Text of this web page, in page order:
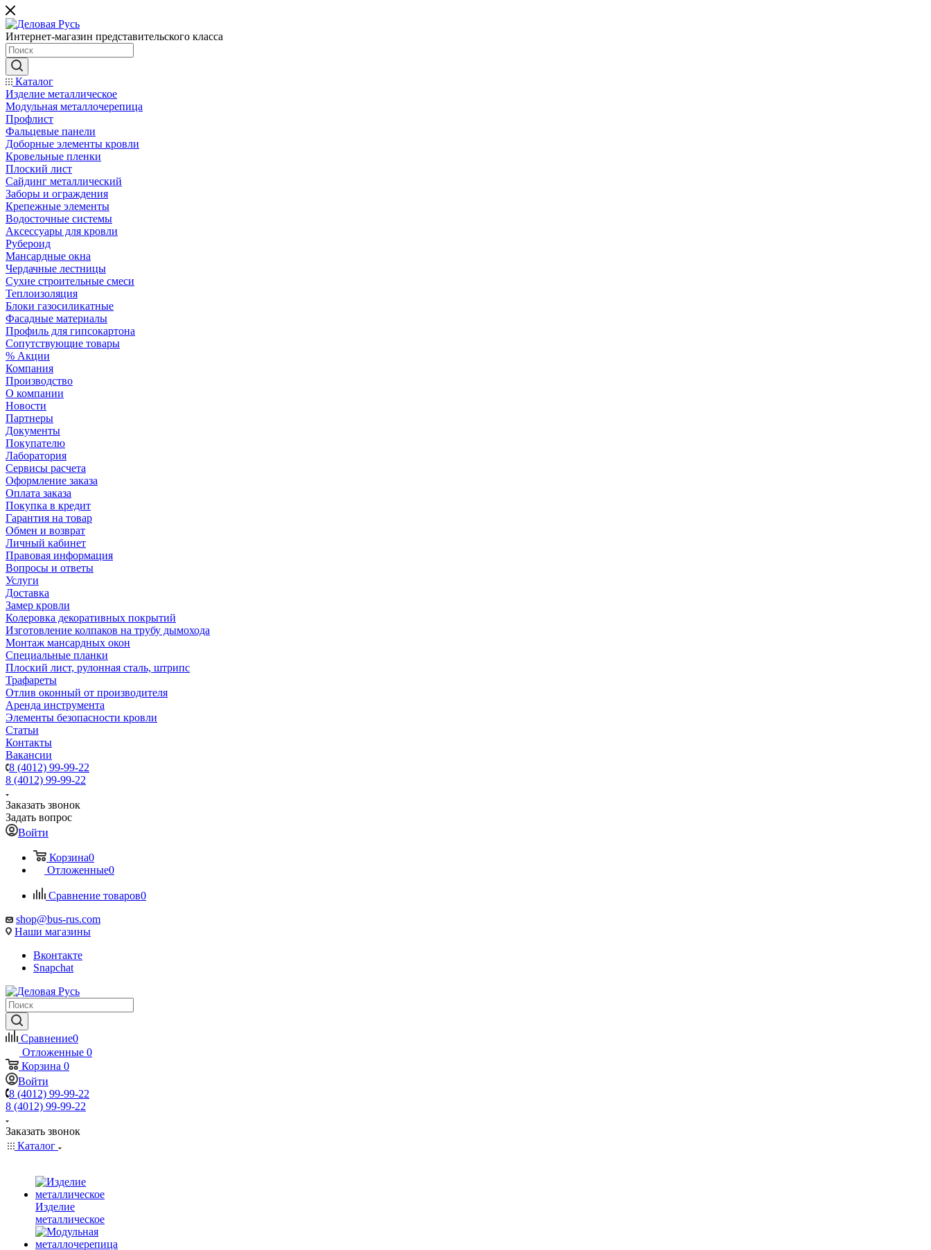
Интернет-магазин представительского класса
Каталог
Изделие металлическое
Модульная металлочерепица
Профлист
Фальцевые панели
Доборные элементы кровли
Кровельные пленки
Плоский лист
Сайдинг металлический
Заборы и ограждения
Крепежные элементы
Водосточные системы
Аксессуары для кровли
Рубероид
Мансардные окна
Чердачные лестницы
Сухие строительные смеси
Теплоизоляция
Блоки газосиликатные
Фасадные материалы
Профиль для гипсокартона
Сопутствующие товары
% Акции
Компания
Производство
О компании
Новости
Партнеры
Документы
Покупателю
Лаборатория
Сервисы расчета
Оформление заказа
Оплата заказа
Покупка в кредит
Гарантия на товар
Обмен и возврат
Личный кабинет
Правовая информация
Вопросы и ответы
Услуги
Доставка
Замер кровли
Колеровка декоративных покрытий
Изготовление колпаков на трубу дымохода
Монтаж мансардных окон
Специальные планки
Плоский лист, рулонная сталь, штрипс
Трафареты
Отлив оконный от производителя
Аренда инструмента
Элементы безопасности кровли
Статьи
Контакты
Вакансии
8 (4012) 99-99-22
8 (4012) 99-99-22
Заказать звонок
Задать вопрос
Войти
Корзина0
Отложенные0
Сравнение товаров0
shop@bus-rus.com
Наши магазины
Вконтакте
Snapchat
Сравнение0
Отложенные 0
Корзина 0
Войти
8 (4012) 99-99-22
8 (4012) 99-99-22
Заказать звонок
Каталог
Изделие
металлическое